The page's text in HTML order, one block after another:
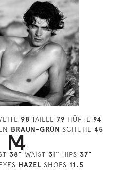
98 TAILLE 79 HÜFTE 94
BRAUN-GRÜN SCHUHE 45
38" WAIST 31" HIPS 37"
EYES HAZEL SHOES 11.5